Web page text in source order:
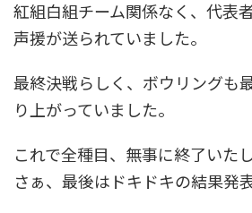
紅組白組チーム関係なく、代表
声援が送られていました。
最終決戦らしく、ボウリングも
り上がっていました。
これで全種目、無事に終了いた
さぁ、最後はドキドキの結果発表